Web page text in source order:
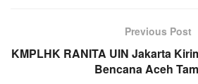
Previous Post
KMPLHK RANITA UIN Jakarta
Bencana Aceh